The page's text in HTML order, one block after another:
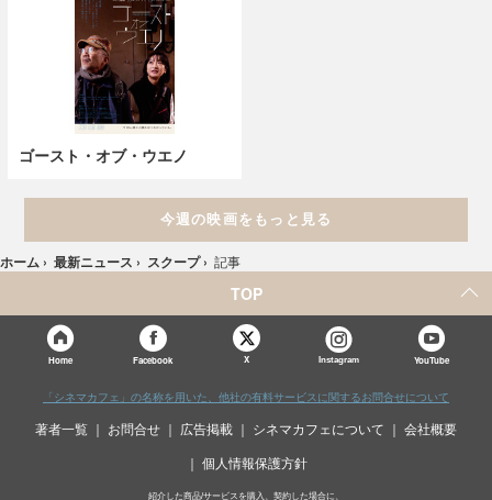
ゴースト・オブ・ウエノ
今週の映画をもっと見る
ホーム › 最新ニュース › スクープ › 記事
TOP
Home Facebook X Instagram YouTube
「シネマカフェ」の名称を用いた、他社の有料サービスに関するお問合せについて
著者一覧 お問合せ 広告掲載 シネマカフェについて 会社概要
個人情報保護方針
紹介した商品/サービスを購入、契約した場合に、